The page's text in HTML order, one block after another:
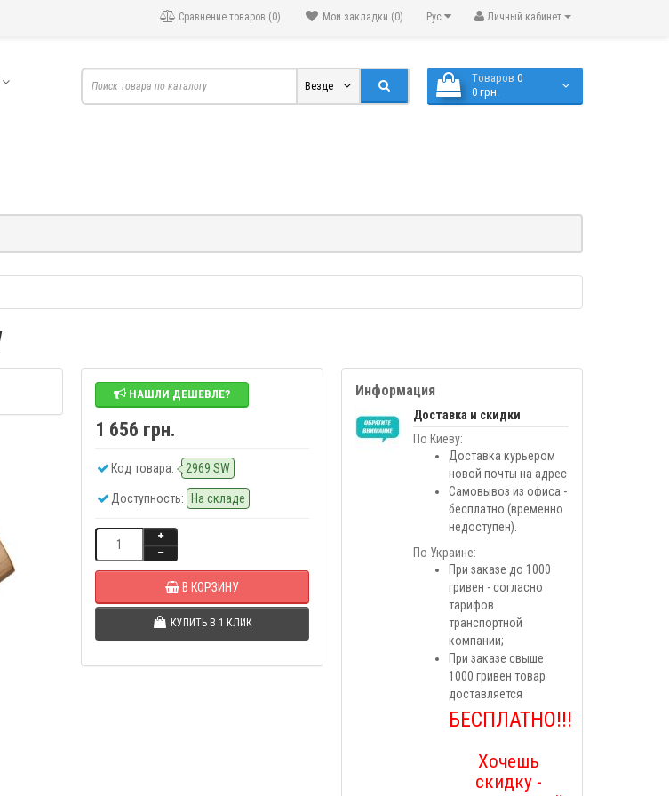
Личный кабинет
Рус
Мои закладки (0)
Сравнение товаров (0)
Везде
Tоваров 0
0 грн.
НАШЛИ ДЕШЕВЛЕ?
1 656 грн.
Код товара: 2969 SW
Доступность: На складе
В КОРЗИНУ
КУПИТЬ В 1 КЛИК
Информация
Доставка и скидки
По Киеву:
Доставка курьером
новой почты на адрес
Самовывоз из офиса -
бесплатно (временно
недоступен).
По Украине:
При заказе до 1000
гривен - согласно
тарифов
транспортной
компании;
При заказе свыше
1000 гривен товар
доставляется
БЕСПЛАТНО!!!
Хочешь
скидку -